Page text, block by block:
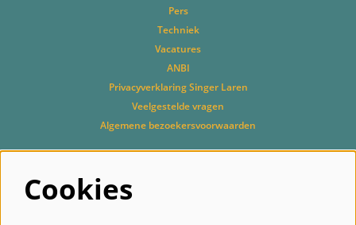
Pers
Techniek
Vacatures
ANBI
Privacyverklaring Singer Laren
Veelgestelde vragen
Algemene bezoekersvoorwaarden
Cookies